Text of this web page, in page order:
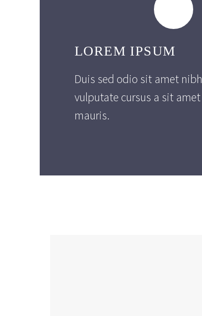
LOREM IPSUM
Duis sed odio sit amet nibh
vulputate cursus a sit amet
mauris.